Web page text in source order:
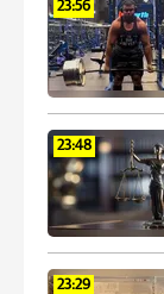
23:56
23:48
23:29